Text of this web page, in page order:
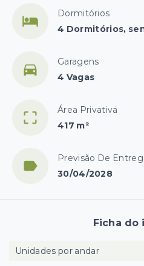
Dormitórios
4 Dormitórios,
Garagens
4 Vagas
Área Privativa
417 m²
Previsão De
30/04/2028
Ficha do
Unidades por andar